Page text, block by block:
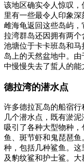
该地区确实令人惊叹
里有一些最令人印象深
雌海龟返回这些岛屿
拉湾群岛还因拥有两
池塘位于卡卡班岛和
岛上的天然盆地中。
中慢慢失去了蜇人的能
德拉湾的潜水点
许多德拉瓦岛的船宿行
几个潜水点，既有淤
吸引了各种大型物种
鱼、斑节虾和鬼琵琶
种，包括几种鲨鱼。
及豹纹鲨和护士鲨。大